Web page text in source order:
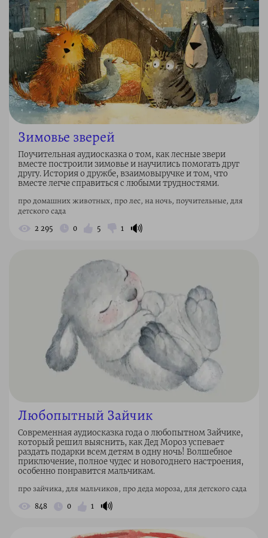
Зимовье зверей
Поучительная аудиосказка о том, как лесные звери
вместе построили зимовье и научились помогать друг
другу. История о дружбе, взаимовыручке и том, что
вместе легче справиться с любыми трудностями.
про домашних животных, про лес, на ночь, поучительные, для
детского сада
2 295 0 5 1 🔊
Любопытный Зайчик
Современная аудиосказка года о любопытном Зайчике,
который решил выяснить, как Дед Мороз успевает
раздать подарки всем детям в одну ночь! Волшебное
приключение, полное чудес и новогоднего настроения,
особенно понравится мальчикам.
про зайчика, для мальчиков, про деда мороза, для детского сада
848 0 1 🔊